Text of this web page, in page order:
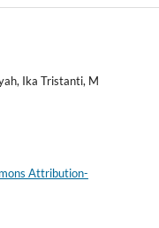
Ika Tristanti, M
Attribution-